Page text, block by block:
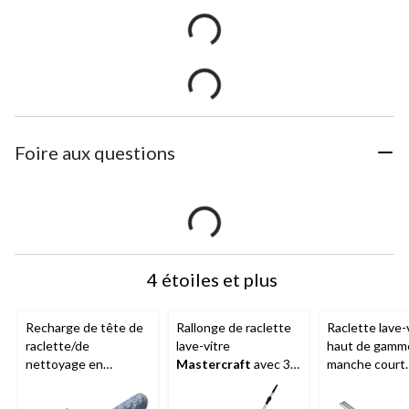
Foire aux questions
4 étoiles et plus
Recharge de tête de
raclette/de
nettoyage en
, 14 po
Rallonge de raclette
lave-vitre
Mastercraft avec 3
Raclette
haut de
manche court
lame en